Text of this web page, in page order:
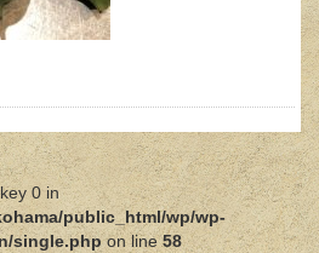
0 in
public_html/wp/wp-
single.phpon line58